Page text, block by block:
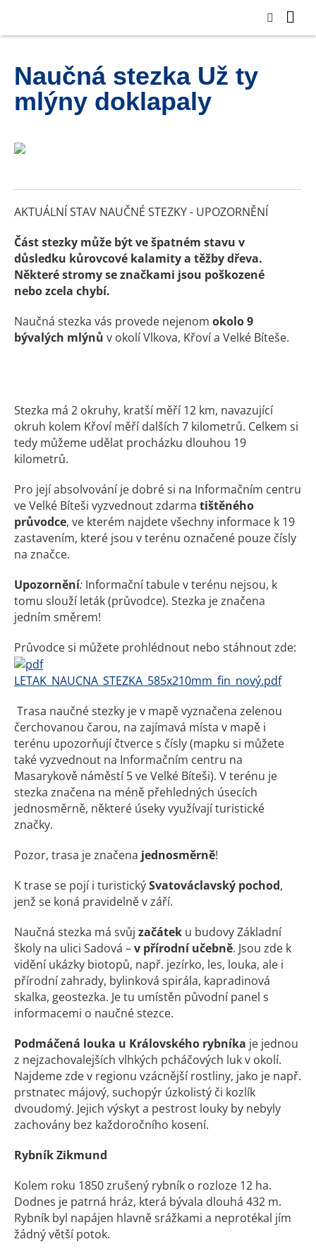
Naučná stezka Už ty
mlýny doklapaly
AKTUÁLNÍ STAV NAUČNÉ STEZKY - UPOZORNĚNÍ
Část stezky může být ve špatném stavu v
důsledku kůrovcové kalamity a těžby dřeva.
Některé stromy se značkami jsou poškozené
nebo zcela chybí.
Naučná stezka vás provede nejenom okolo 9
bývalých mlýnů v okolí Vlkova, Křoví a Velké Bíteše.
Stezka má 2 okruhy, kratší měří 12 km, navazující
okruh kolem Křoví měří dalších 7 kilometrů. Celkem si
tedy můžeme udělat procházku dlouhou 19
kilometrů.
Pro její absolvování je dobré si na Informačním centru
ve Velké Bíteši vyzvednout zdarma tištěného
průvodce, ve kterém najdete všechny informace k 19
zastavením, které jsou v terénu označené pouze čísly
na značce.
Upozornění: Informační tabule v terénu nejsou, k
tomu slouží leták (průvodce). Stezka je značena
jedním směrem!
Průvodce si můžete prohlédnout nebo stáhnout zde:
LETAK_NAUCNA_STEZKA_585x210mm_fin_nový.pdf
Trasa naučné stezky je v mapě vyznačena zelenou
čerchovanou čarou, na zajímavá místa v mapě i
terénu upozorňují čtverce s čísly (mapku si můžete
také vyzvednout na Informačním centru na
Masarykově náměstí 5 ve Velké Bíteši). V terénu je
stezka značena na méně přehledných úsecích
jednosměrně, některé úseky využívají turistické
značky.
Pozor, trasa je značena jednosměrně!
K trase se pojí i turistickýSvatováclavský pochod,
jenž se koná pravidelně v září.
Naučná stezka má svůj začátek u budovy Základní
školy na ulici Sadová –v přírodní učebně. Jsou zde k
vidění ukázky biotopů, např. jezírko, les, louka, ale i
přírodní zahrady, bylinková spirála, kapradinová
skalka, geostezka. Je tu umístěn původní panel s
informacemi o naučné stezce.
Podmáčená louka u Královského rybníka je jednou
z nejzachovalejších vlhkých pcháčových luk v okolí.
Najdeme zde v regionu vzácnější rostliny, jako je např.
prstnatec májový, suchopýr úzkolistý či kozlík
dvoudomý. Jejich výskyt a pestrost louky by nebyly
zachovány bez každoročního kosení.
Rybník Zikmund
Kolem roku 1850 zrušený rybník o rozloze 12 ha.
Dodnes je patrná hráz, která bývala dlouhá 432 m.
Rybník byl napájen hlavně srážkami a neprotékal jím
žádný větší potok.